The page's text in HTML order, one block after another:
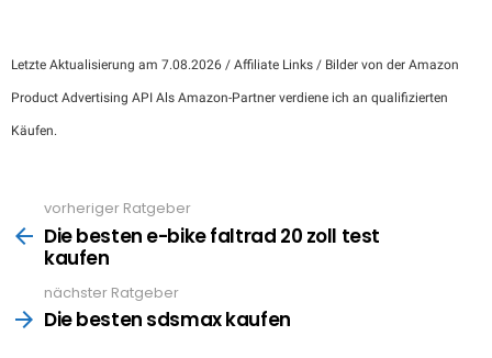
Letzte Aktualisierung am 7.08.2026 / Affiliate Links / Bilder von der Amazon
Product Advertising API Als Amazon-Partner verdiene ich an qualifizierten
Käufen.
more
vorheriger Ratgeber
Die besten e-bike faltrad 20 zoll test
kaufen
nächster Ratgeber
Die besten sdsmax kaufen